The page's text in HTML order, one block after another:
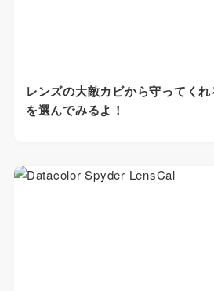
レンズの大敵カビから守ってく
を選んでみるよ！